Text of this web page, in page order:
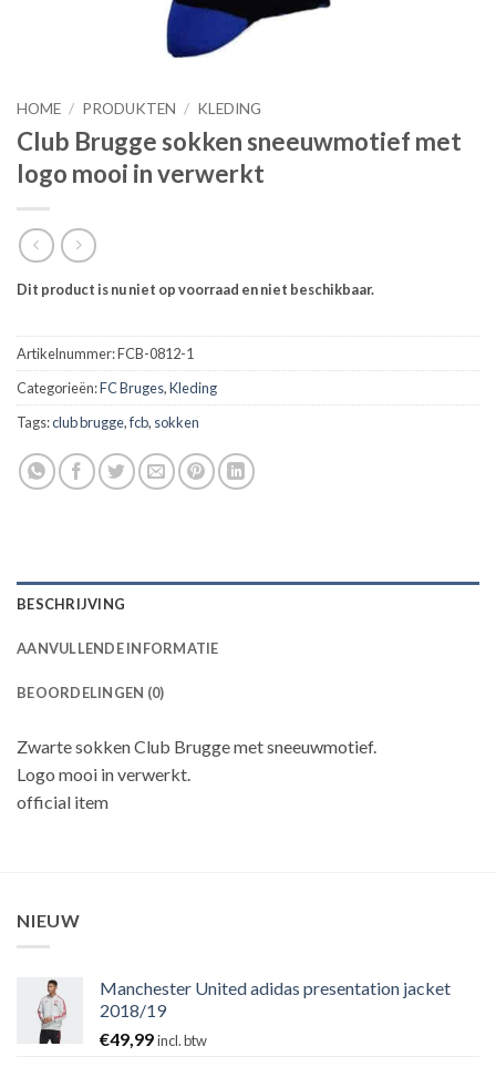
HOME / PRODUKTEN / KLEDING
Club Brugge sokken sneeuwmotief met
logo mooi in verwerkt
Dit product is nu niet op voorraad en niet beschikbaar.
Artikelnummer:FCB-0812-1
Categorieën:FC Bruges,Kleding
Tags:club brugge,fcb, sokken
BESCHRIJVING
AANVULLENDE INFORMATIE
BEOORDELINGEN (0)
Zwarte sokken Club Brugge met sneeuwmotief.
Logo mooi in verwerkt.
official item
NIEUW
Manchester United adidas presentation jacket
2018/19
€49,99incl. btw